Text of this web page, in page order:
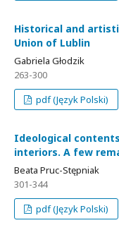
Historical and
Union of Lublin
Gabriela Głodzik
263-300
pdf (Język Polski)
Ideological
interiors. A few
Beata Pruc-Stępniak
301-344
pdf (Język Polski)